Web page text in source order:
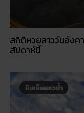
สถิติหวยลาววันอังคา
สัปดาห์นี้